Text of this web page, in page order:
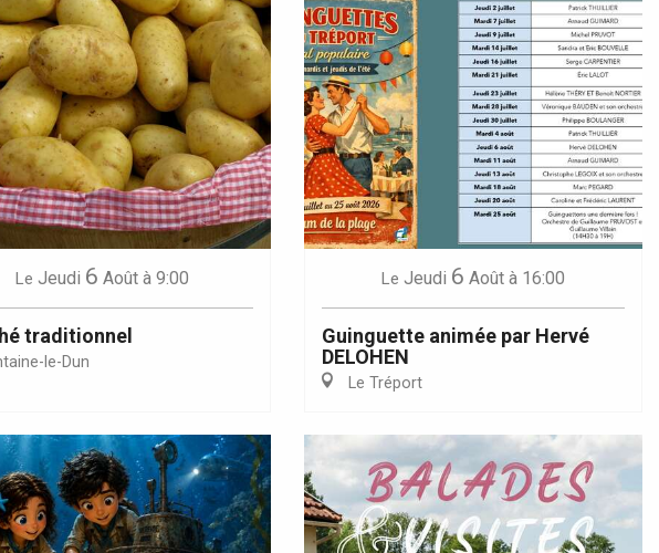
Le Jeudi 6 Août à 9:00
traditionnel
le-Dun
Le Jeudi 6 Août à 16:00
Guinguette animée par Hervé
DELOHEN
Le Tréport